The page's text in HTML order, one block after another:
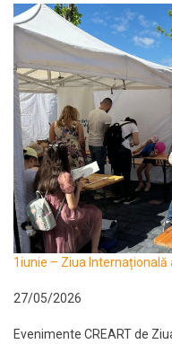
1iunie – Ziua Internațională
27/05/2026
Evenimente CREART de